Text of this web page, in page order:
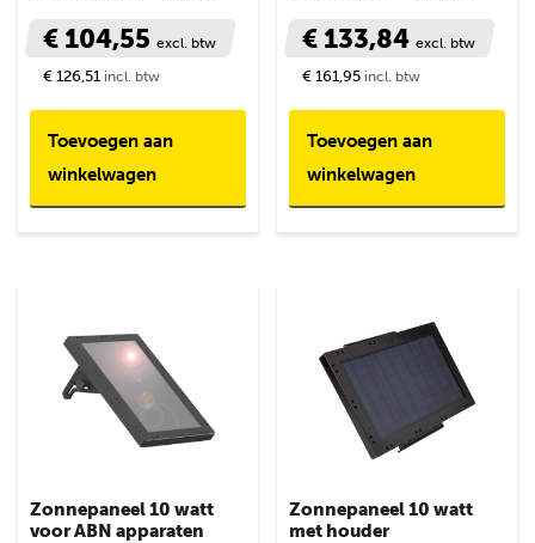
€ 104,55 excl. btw
€ 126,51 incl. btw
Toevoegen aan
winkelwagen
€ 133,84excl. btw
€ 161,95 incl. btw
Toevoegen aan
winkelwagen
Zonnepaneel 10 watt
voor ABN apparaten
Zonnepaneel 10 watt
met houder